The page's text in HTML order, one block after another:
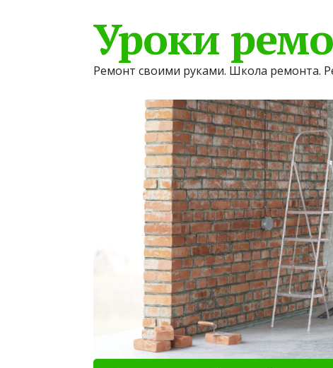
Уроки
Ремонт своими руками. Школа ремонта.